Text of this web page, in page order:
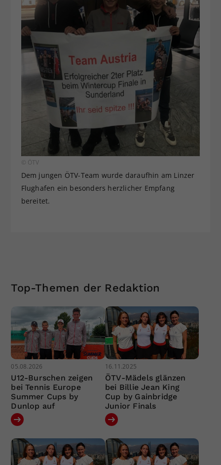
© ÖTV
Dem jungen ÖTV-Team wurde daraufhin am Linzer
Flughafen ein besonders herzlicher Empfang
bereitet.
Top-Themen der Redaktion
05.08.2026
U12-Burschen zeigen
bei Tennis Europe
Summer Cups by
Dunlop auf
16.11.2025
ÖTV-Mädels glänzen
bei Billie Jean King
Cup by Gainbridge
Junior Finals